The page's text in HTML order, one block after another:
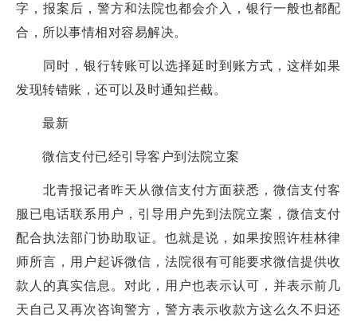
字，报案后，警方和法院也都会介入，银行一般也都配
合，所以事情相对容易解决。
同时，银行转账可以选择延时到账方式，这样如果
发现转错账，还可以及时通知拦截。
最新
微信支付已经引导客户到法院立案
北青报记者昨天从微信支付方面获悉，微信支付客
服已电话联系用户，引导用户先到法院立案，微信支付
配合执法部门协助取证。也就是说，如果按照许桂林律
师所言，用户起诉微信，法院很有可能要求微信提供收
款人的真实信息。对此，用户也表示认可，并表示前几
天自己又再次咨询警方，警方表示收款方这么久不归还